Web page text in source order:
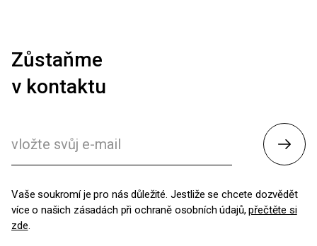
Zůstaňme
v kontaktu
Vaše soukromí je pro nás důležité. Jestliže se chcete dozvědět
více o našich zásadách při ochraně osobních údajů,přečtěte si
zde.